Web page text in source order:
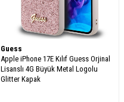
Guess
Apple iPhone 17E Kılıf Guess Orjinal
Lisanslı 4G Büyük Metal Logolu
Glitter Kapak